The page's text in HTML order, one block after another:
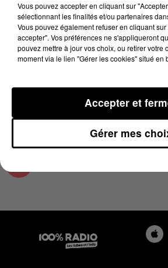
12 février 2024 - 2 min 48 sec
LES INFOS DE L'HÉRAULT
14H00
Podcasts infos de l'Hérault
Vous pouvez accepter en cliquant sur
sélectionnant les finalités et/ou partenaires
Vous pouvez également refuser en cliquant
accepter". Vos préférences ne s'appliqueront
pouvez mettre à jour vos choix, ou retirer votre
moment via le lien "Gérer les cookies" situé en
Gérer mes
Accepter et